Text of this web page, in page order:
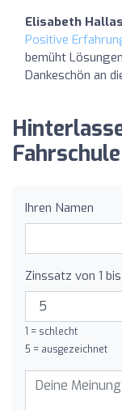
Elisabeth Hallas
Positive
bemüht
Dankeschön an
Ihren Namen
Zinssatz von 1
1 = schlecht
5 = ausgezeichnet